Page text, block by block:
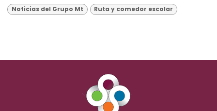
Noticias del Grupo Mt Ruta y comedor escolar